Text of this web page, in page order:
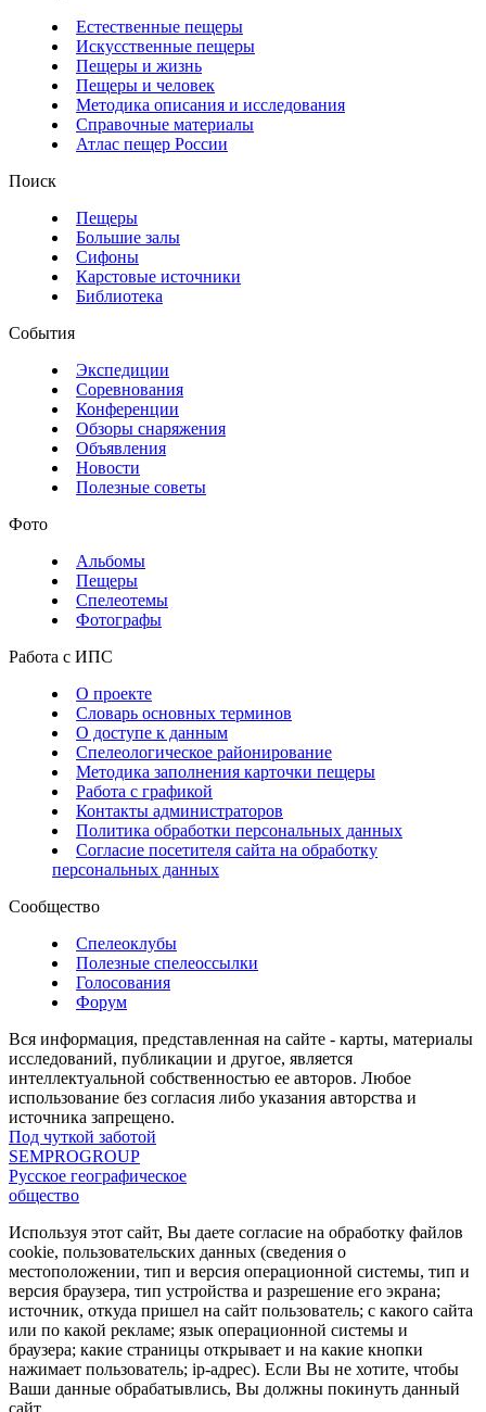
Естественные пещеры
Искусственные пещеры
Пещеры и жизнь
Пещеры и человек
Методика описания и исследования
Справочные материалы
Атлас пещер России
Поиск
Пещеры
Большие залы
Сифоны
Карстовые источники
Библиотека
События
Экспедиции
Соревнования
Конференции
Обзоры снаряжения
Объявления
Новости
Полезные советы
Фото
Альбомы
Пещеры
Спелеотемы
Фотографы
Работа с ИПС
О проекте
Словарь основных терминов
О доступе к данным
Спелеологическое районирование
Методика заполнения карточки пещеры
Работа с графикой
Контакты администраторов
Политика обработки персональных данных
Согласие посетителя сайта на обработку
персональных данных
Сообщество
Спелеоклубы
Полезные спелеоссылки
Голосования
Форум
Вся информация, представленная на сайте - карты, материалы
исследований, публикации и другое, является
интеллектуальной собственностью ее авторов. Любое
использование без согласия либо указания авторства и
источника запрещено.
Под чуткой заботой
SEMPROGROUP
Русское географическое
общество
Используя этот сайт, Вы даете согласие на обработку файлов
cookie, пользовательских данных (сведения о
местоположении, тип и версия операционной системы, тип и
версия браузера, тип устройства и разрешение его экрана;
источник, откуда пришел на сайт пользователь; с какого сайта
или по какой рекламе; язык операционной системы и
браузера; какие страницы открывает и на какие кнопки
нажимает пользователь; ip-адрес). Если Вы не хотите, чтобы
Ваши данные обрабатывлись, Вы должны покинуть данный
сайт